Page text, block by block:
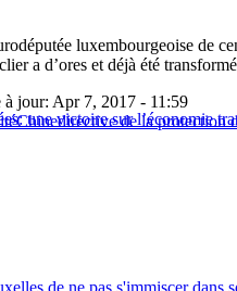
luxembourgeoise de
a d’ores et déjà été
une victoire sur l’économie
à jour: Apr 7, 2017 - 11:59
Chinedirective de la protection
de ne pas s'immiscer dans